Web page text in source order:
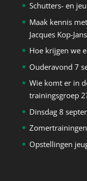
Schutters- en
Maak kennis
Jacques Kop-
Hoe krijgen we
Ouderavond 7
Wie komt er in
trainingsgroep
Dinsdag 8
Zomertrainingen
Opstellingen